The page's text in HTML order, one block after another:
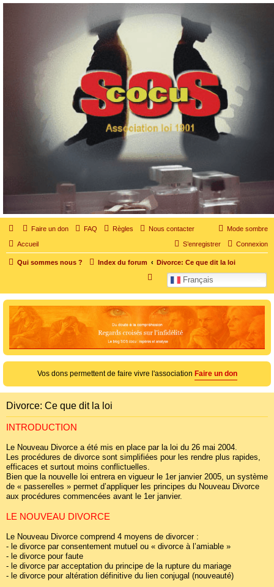
SOS cocu
SOS cocu est une association loi 1901 dont l'objet est le soutien aux victimes d'adultère.
Pouvoir parler, se confier, recevoir un soutien moral pour traverser une situation
personnelle douloureuse
Mode sombre
Faire un don FAQ Règles Nous contacter
Accueil Connexion
S’enregistrer
Qui sommes nous ? Index du forum Divorce: Ce que dit la loi
Français
c
e
r
e
Vos dons permettent de faire vivre l'association Faire un don
Divorce: Ce que dit la loi
INTRODUCTION
Le Nouveau Divorce a été mis en place par la loi du 26 mai 2004.
Les procédures de divorce sont simplifiées pour les rendre plus rapides,
efficaces et surtout moins conflictuelles.
Bien que la nouvelle loi entrera en vigueur le 1er janvier 2005, un système
de « passerelles » permet d’appliquer les principes du Nouveau Divorce
aux procédures commencées avant le 1er janvier.
LE NOUVEAU DIVORCE
Le Nouveau Divorce comprend 4 moyens de divorcer :
- le divorce par consentement mutuel ou « divorce à l’amiable »
- le divorce pour faute
- le divorce par acceptation du principe de la rupture du mariage
- le divorce pour altération définitive du lien conjugal (nouveauté)